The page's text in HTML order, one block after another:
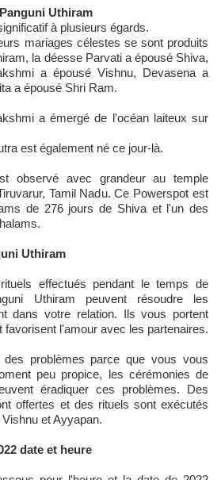
Uthiram
à plusieurs égards.
mariages célestes se sont produits
la déesse Parvati a épousé Shiva,
a épousé Vishnu, Devasena a
a épousé Shri Ram.
a émergé de l'océan laiteux sur
est également né ce jour-là.
observé avec grandeur au temple
Tamil Nadu. Ce Powerspot est
de 276 jours de Shiva et l'un des
Uthiram
effectués pendant le temps de
Uthiram peuvent résoudre les
dans votre relation. Ils vous portent
favorisent l'amour avec les partenaires.
problèmes parce que vous vous
peu propice, les cérémonies de
éradiquer ces problèmes. Des
offertes et des rituels sont exécutés
et Ayyapan.
date et heure